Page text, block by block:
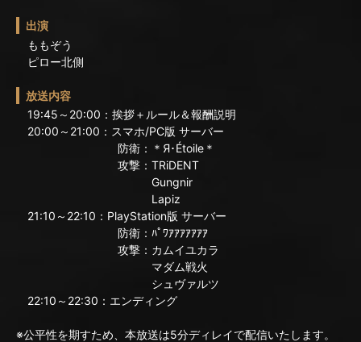
出演
ももぞう
ピロー北側
放送内容
19:45～20:00：挨拶＋ルール＆報酬説明
20:00～21:00：スマホ/PC版 サーバー
防衛：＊Я･Étoile＊
攻撃：TRiDENT
Gungnir
Lapiz
21:10～22:10：PlayStation版 サーバー
防衛：ﾊﾟﾜｱｱｱｱｱｱｱ
攻撃：カムイユカラ
マダム戦火
シュヴァルツ
22:10～22:30：エンディング
※公平性を期すため、本放送は5分ディレイで配信いたします。